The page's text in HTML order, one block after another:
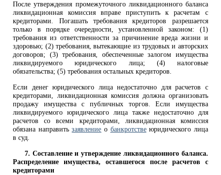
После утверждения промежуточного ликвидационного баланса
ликвидационная комиссия вправе приступить к расчетам с
кредиторами. Погашать требования кредиторов разрешается
только в порядке очередности, установленной законом: (1)
требования из ответственности за причинение вреда жизни и
здоровью; (2) требования, вытекающие из трудовых и авторских
договоров; (3) требования, обеспеченные залогом имущества
ликвидируемого юридического лица; (4) налоговые
обязательства; (5) требования остальных кредиторов.
Если денег юридического лица недостаточно для расчетов с
кредиторами, ликвидационная комиссия должна организовать
продажу имущества с публичных торгов. Если имущества
ликвидируемого юридического лица также недостаточно для
расчетов со всеми кредиторами, ликвидационная комиссия
обязана направитьзаявление о банкротствеюридического лица
в суд.
7. Составление и утверждение ликвидационного баланса.
Распределение имущества, оставшегося после расчетов с
кредиторами